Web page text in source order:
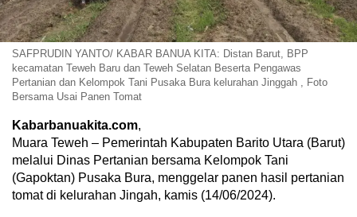
SAFPRUDIN YANTO/ KABAR BANUA KITA: Distan Barut, BPP
kecamatan Teweh Baru dan Teweh Selatan Beserta Pengawas
Pertanian dan Kelompok Tani Pusaka Bura kelurahan Jinggah , Foto
Bersama Usai Panen Tomat
Kabarbanuakita.com,
Muara Teweh – Pemerintah Kabupaten Barito Utara (Barut)
melalui Dinas Pertanian bersama Kelompok Tani
(Gapoktan) Pusaka Bura, menggelar panen hasil pertanian
tomat di kelurahan Jingah, kamis (14/06/2024).